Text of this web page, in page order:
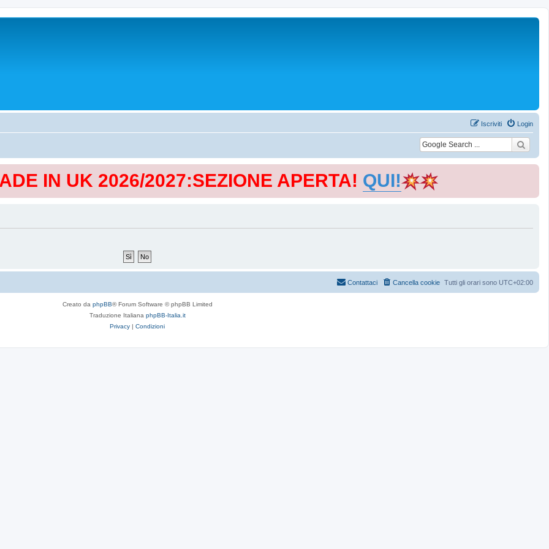
Login
Iscriviti
IN UK 2026/2027:SEZIONE APERTA! QUI!
Tutti gli orari sono UTC+02:00
Cancella cookie
Contattaci
Creato da phpBB® Forum Software © phpBB Limited
Traduzione Italiana phpBB-Italia.it
Privacy | Condizioni